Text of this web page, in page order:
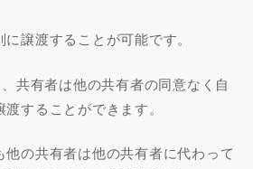
譲渡することが可能です。
共有者は他の共有者の同意なく自
することができます。
他の共有者は他の共有者に代わって